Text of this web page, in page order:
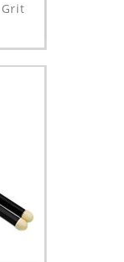
Grit